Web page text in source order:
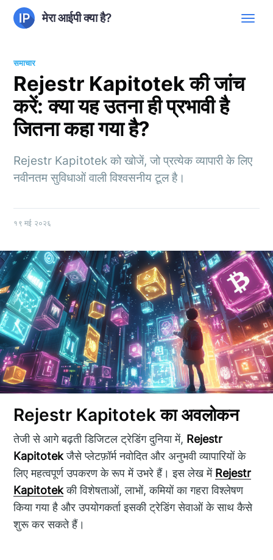
मेरा आईपी क्या है?
समाचार
Rejestr Kapitotek की जांच
करें: क्या यह उतना ही प्रभावी है
जितना कहा गया है?
Rejestr Kapitotek को खोजें, जो प्रत्येक व्यापारी के लिए
नवीनतम सुविधाओं वाली विश्वसनीय टूल है।
१९ मई २०२६
Rejestr Kapitotek का अवलोकन
तेजी से आगे बढ़ती डिजिटल ट्रेडिंग दुनिया में, Rejestr
Kapitotekजैसे प्लेटफ़ॉर्म नवोदित और अनुभवी व्यापारियों के
लिए महत्वपूर्ण उपकरण के रूप में उभरे हैं। इस लेख में Rejestr
Kapitotekकी विशेषताओं, लाभों, कमियों का गहरा विश्लेषण
किया गया है और उपयोगकर्ता इसकी ट्रेडिंग सेवाओं के साथ कैसे
शुरू कर सकते हैं।